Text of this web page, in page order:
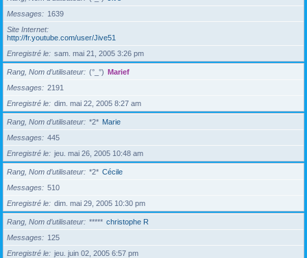
Messages
1639
Site Internet
http://fr.youtube.com/user/Jive51
Enregistré le
sam. mai 21, 2005 3:26 pm
Rang, Nom d’utilisateur (°_°) Marief
Messages
2191
Enregistré le
dim. mai 22, 2005 8:27 am
Rang, Nom d’utilisateur *2* Marie
Messages
445
Enregistré le
jeu. mai 26, 2005 10:48 am
Rang, Nom d’utilisateur *2* Cécile
Messages
510
Enregistré le
dim. mai 29, 2005 10:30 pm
Rang, Nom d’utilisateur ***** christophe R
Messages
125
Enregistré le
jeu. juin 02, 2005 6:57 pm